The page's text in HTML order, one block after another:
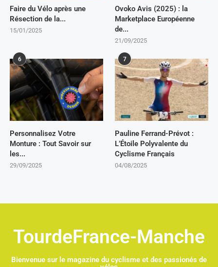
Faire du Vélo après une
Résection de la...
15/01/2025
Ovoko Avis (2025) : la
Marketplace Européenne
de...
21/09/2025
6
Personnalisez Votre
Monture : Tout Savoir sur
les...
29/09/2025
7
Pauline Ferrand-Prévot :
L’Étoile Polyvalente du
Cyclisme Français
04/08/2025
TourdeFrance-Manche
Bienvenue sur le magazine du cyclisme et des passionés de